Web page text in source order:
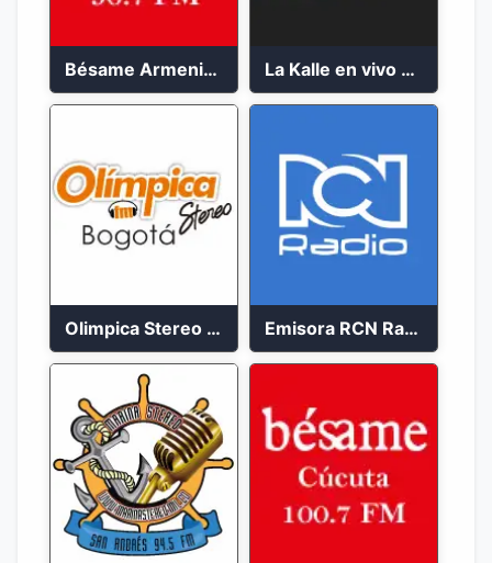
Bésame Armenia en vivo 2023 La Kalle en vivo 2023
Olimpica Stereo Bogotá 105.9 FM Vibrante Emisora RCN Radio 93.9 FM Bogotá